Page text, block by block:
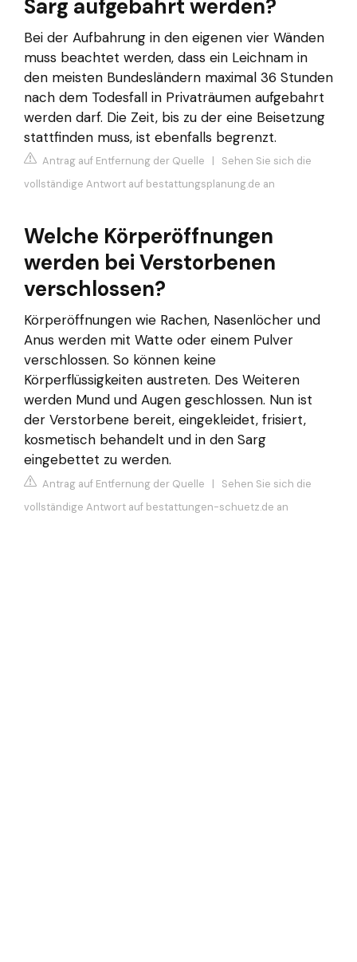
Sarg aufgebahrt werden?
Bei der Aufbahrung in den eigenen vier Wänden
muss beachtet werden, dass ein Leichnam in
den meisten Bundesländern maximal 36 Stunden
nach dem Todesfall in Privaträumen aufgebahrt
werden darf. Die Zeit, bis zu der eine Beisetzung
stattfinden muss, ist ebenfalls begrenzt.
Antrag auf Entfernung der Quelle | Sehen Sie sich die
vollständige Antwort auf bestattungsplanung.de an
Welche Körperöffnungen
werden bei Verstorbenen
verschlossen?
Körperöffnungen wie Rachen, Nasenlöcher und
Anus werden mit Watte oder einem Pulver
verschlossen. So können keine
Körperflüssigkeiten austreten. Des Weiteren
werden Mund und Augen geschlossen. Nun ist
der Verstorbene bereit, eingekleidet, frisiert,
kosmetisch behandelt und in den Sarg
eingebettet zu werden.
Antrag auf Entfernung der Quelle | Sehen Sie sich die
vollständige Antwort auf bestattungen-schuetz.de an